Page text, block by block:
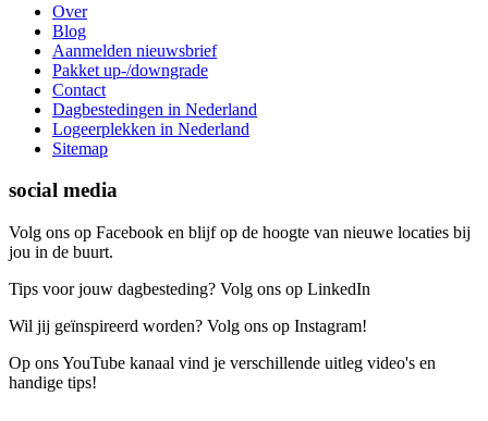
Over
Blog
Aanmelden nieuwsbrief
Pakket up-/downgrade
Contact
Dagbestedingen in Nederland
Logeerplekken in Nederland
Sitemap
social media
Volg ons op Facebook en blijf op de hoogte van nieuwe locaties bij
jou in de buurt.
Tips voor jouw dagbesteding? Volg ons op LinkedIn
Wil jij geïnspireerd worden? Volg ons op Instagram!
Op ons YouTube kanaal vind je verschillende uitleg video's en
handige tips!